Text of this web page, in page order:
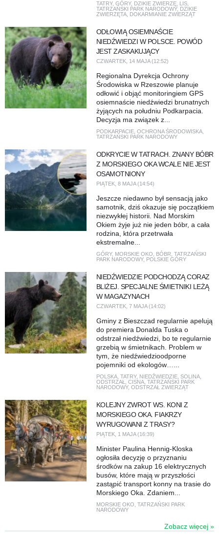
TATRY, GÓRY, DZIKIE ZWIERZĘ, LIS,
TATRZAŃSKI PARK NARODOWY, DZIKIE
ZWIERZĘTA, DOKARMIANIE ZWIERZĄT
ODŁOWIĄ OSIEMNAŚCIE
NIEDŹWIEDZI W POLSCE. POWÓD
JEST ZASKAKUJĄCY
CZWARTEK, 14 MAJA (12:52)
Regionalna Dyrekcja Ochrony
Środowiska w Rzeszowie planuje
odłowić i objąć monitoringiem GPS
osiemnaście niedźwiedzi brunatnych
żyjących na południu Podkarpacia.
Decyzja ma związek z...
PODKARPACIE, OCHRONA ŚRODOWISKA,
TATRZAŃSKI PARK NARODOWY
ODKRYCIE W TATRACH. ZNANY BÓBR
Z MORSKIEGO OKA WCALE NIE JEST
OSAMOTNIONY
PIĄTEK, 8 MAJA (14:54)
Jeszcze niedawno był sensacją jako
samotnik, dziś okazuje się początkiem
niezwykłej historii. Nad Morskim
Okiem żyje już nie jeden bóbr, a cała
rodzina, która przetrwała
ekstremalne...
GÓRY, MORSKIE OKO BÓBR TATRZAŃSKI
PARK NARODOWY, POLSKIE GÓRY
NIEDŹWIEDZIE PODCHODZĄ CORAZ
BLIŻEJ. SPECJALNE ŚMIETNIKI LEŻĄ
W MAGAZYNACH
CZWARTEK, 7 MAJA (14:02)
Gminy z Bieszczad regularnie apelują
do premiera Donalda Tuska o
odstrzał niedźwiedzi, bo te regularnie
grzebią w śmietnikach. Problem w
tym, że niedźwiedzioodporne
pojemniki od ekologów…...
POLSKA, TATRY, NIEDŹWIEDZIE, SOLINA,
ODSTRZAŁ
CISNA, TATRZAŃSKI PARK
NARODOWY, ODSTRZAŁ ZWIERZĄT
KOLEJNY ZWROT WS. KONI Z
MORSKIEGO OKA. FIAKRZY
WYRUGOWANI Z TRASY?
PIĄTEK, 1 MAJA (16:39)
Minister Paulina Hennig-Kloska
ogłosiła decyzję o przyznaniu
środków na zakup 16 elektrycznych
busów, które mają w przyszłości
zastąpić transport konny na trasie do
Morskiego Oka. Zdaniem...
MORSKIE OKO TATRZAŃSKI PARK
NARODOWY
Zobacz więcej »